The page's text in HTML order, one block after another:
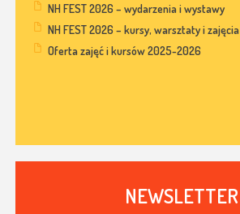
NH FEST 2026 – wydarzenia i wystawy
NH FEST 2026 – kursy, warsztaty i zajęcia
Oferta zajęć i kursów 2025-2026
NEWSLETTER